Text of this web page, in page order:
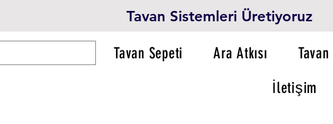
Tavan Sistemleri Üretiyoruz
Tavan Sepeti Ara Atkısı
İletişim